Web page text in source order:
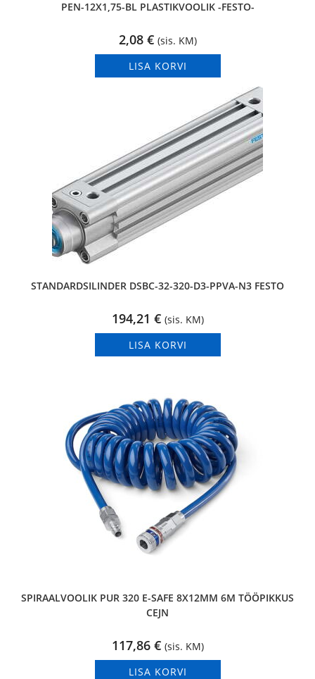
PEN-12X1,75-BL PLASTIKVOOLIK -FESTO-
2,08 € (sis. KM)
LISA KORVI
STANDARDSILINDER DSBC-32-320-D3-PPVA-N3 FESTO
194,21 € (sis. KM)
LISA KORVI
SPIRAALVOOLIK PUR 320 E-SAFE 8X12MM 6M TÖÖPIKKUS
CEJN
117,86 € (sis. KM)
LISA KORVI